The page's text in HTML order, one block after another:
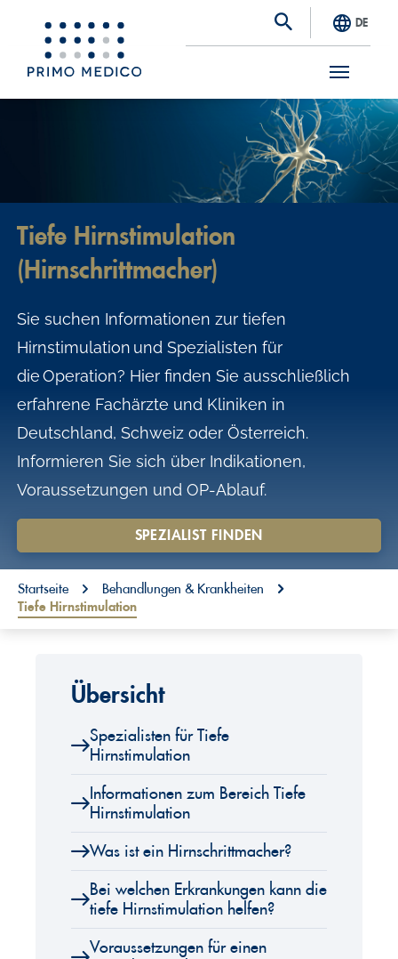
S
DE
Tiefe Hirnstimulation
(Hirnschrittmacher)
Sie suchen Informationen zur tiefen
Hirnstimulation und Spezialisten für
die Operation? Hier finden Sie ausschließlich
erfahrene Fachärzte und Kliniken in
Deutschland, Schweiz oder Österreich.
Informieren Sie sich über Indikationen,
Voraussetzungen und OP-Ablauf.
SPEZIALIST FINDEN
You are here:
Startseite
Behandlungen & Krankheiten
Tiefe Hirnstimulation
Übersicht
Spezialisten für Tiefe
Hirnstimulation
Informationen zum Bereich Tiefe
Hirnstimulation
Was ist ein Hirnschrittmacher?
Bei welchen Erkrankungen kann die
tiefe Hirnstimulation helfen?
Voraussetzungen für einen